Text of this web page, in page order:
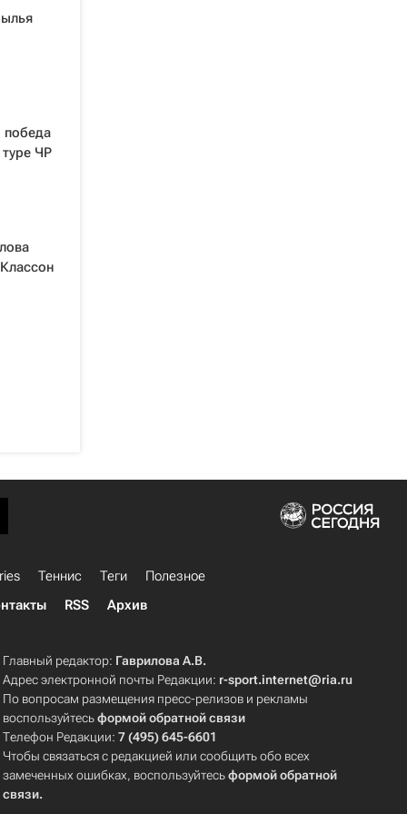
ЧР
Теннис Теги
Полезное
RSS Архив
Главный редактор: Гаврилова А.В.
Адрес электронной почты Редакции: r-sport.internet@ria.ru
По вопросам размещения пресс-релизов и рекламы
воспользуйтесьформой обратной связи
Телефон Редакции:7 (495) 645-6601
Чтобы связаться с редакцией или сообщить обо всех
замеченных ошибках, воспользуйтесьформой обратной
связи.